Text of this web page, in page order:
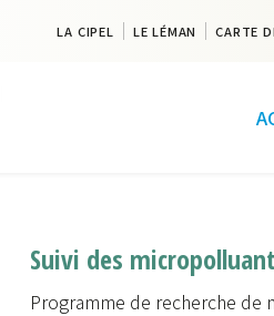
LA CIPEL LE LÉMAN CARTE
Suivi des
Programme de recherche de